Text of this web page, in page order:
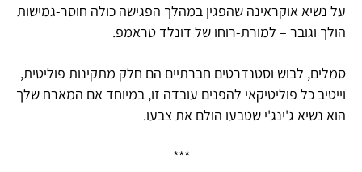
על נשיא אוקראינה שהפגין במהלך הפגישה כולה חוסר-גמישות
הולך וגובר – למורת-רוחו של דונלד טראמפ.
סמלים, לבוש וסטנדרטים חברתיים הם חלק מתקינות פוליטית,
וייטיב כל פוליטיקאי להפנים עובדה זו, במיוחד אם המארח שלך
הוא נשיא ג'ינג'י שטבעו הולם את צבעו.
***